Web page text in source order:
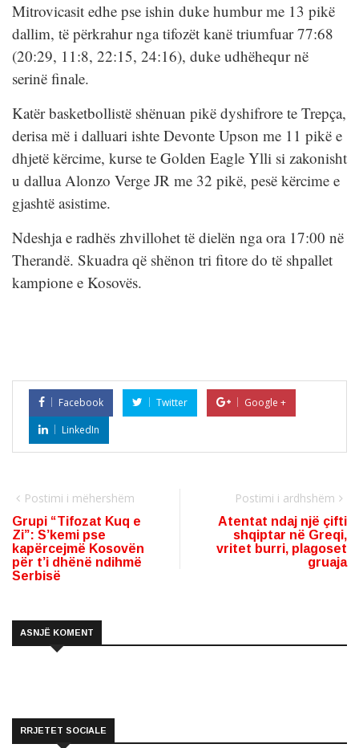
Mitrovicasit edhe pse ishin duke humbur me 13 pikë
dallim, të përkrahur nga tifozët kanë triumfuar 77:68
(20:29, 11:8, 22:15, 24:16), duke udhëhequr në
serinë finale.
Katër basketbollistë shënuan pikë dyshifrore te Trepça,
derisa më i dalluari ishte Devonte Upson me 11 pikë e
dhjetë kërcime, kurse te Golden Eagle Ylli si zakonisht
u dallua Alonzo Verge JR me 32 pikë, pesë kërcime e
gjashtë asistime.
Ndeshja e radhës zhvillohet të dielën nga ora 17:00 në
Therandë. Skuadra që shënon tri fitore do të shpallet
kampione e Kosovës.
Facebook Twitter
Google +
LinkedIn
Postimi i mëhershëm
Grupi “Tifozat Kuq e
Zi”: S’kemi pse
kapërcejmë Kosovën
për t’i dhënë ndihmë
Serbisë
Postimi i ardhshëm
Atentat ndaj një çifti
shqiptar në Greqi,
vritet burri, plagoset
gruaja
ASNJË KOMENT
RRJETET SOCIALE